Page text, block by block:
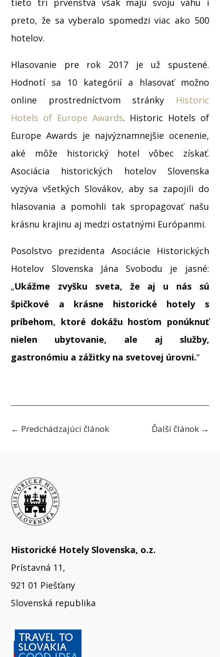
tieto tri prvenstvá však majú svoju váhu i
preto, že sa vyberalo spomedzi viac ako 500
hotelov.
Hlasovanie pre rok 2017 je už spustené.
Hodnotí sa 10 kategórií a hlasovať možno
online prostredníctvom stránky
Historic
Hotels of Europe Awards. Historic Hotels of
Europe Awards je najvýznamnejšie ocenenie,
aké môže historický hotel vôbec získať.
Asociácia historických hotelov Slovenska
vyzýva všetkých Slovákov, aby sa zapojili do
hlasovania a pomohli tak spropagovať našu
krásnu krajinu aj medzi ostatnými Európanmi.
Posolstvo prezidenta Asociácie Historických
Hotelov Slovenska Jána Svobodu je jasné:
„Ukážme zvyšku sveta, že aj u nás sú
špičkové a krásne historické hotely s
príbehom, ktoré dokážu hosťom ponúknuť
nielen ubytovanie, ale aj služby,
gastronómiu a zážitky na svetovej úrovni.“
← Predchádzajúci článok Ďalší článok→
Historické Hotely Slovenska, o.z.
Prístavná 11,
921 01 Piešťany
Slovenská republika